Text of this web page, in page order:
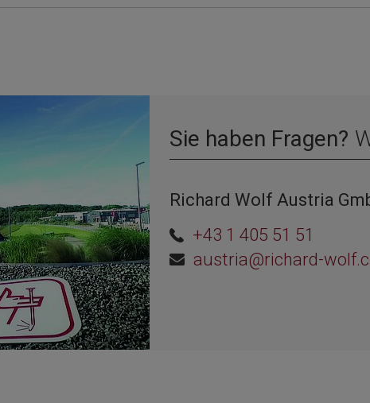
Sie haben Fragen?
Richard Wolf Austria
+43 1 405 51 51
austria@richard-